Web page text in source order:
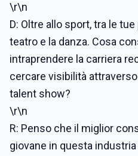
\r\n
D: Oltre allo sport, tra le
teatro e la danza. Cosa
intraprendere la carriera
cercare visibilità
talent show?
\r\n
R: Penso che il miglior
giovane in questa